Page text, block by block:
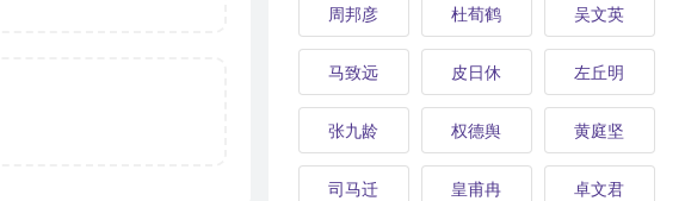
周邦彦 杜荀鹤 吴文英
马致远 皮日休 左丘明
张九龄 权德舆 黄庭坚
司马迁 皇甫冉 卓文君